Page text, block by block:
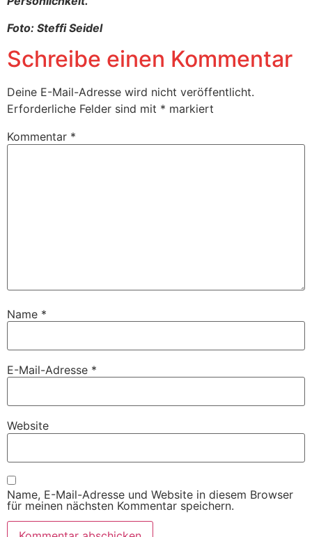
Foto: Steffi Seidel
Schreibe einen Kommentar
Deine E-Mail-Adresse wird nicht veröffentlicht.
Erforderliche Felder sind mit * markiert
Kommentar *
Name *
E-Mail-Adresse *
Website
Name, E-Mail-Adresse und Website in diesem Browser
für meinen nächsten Kommentar speichern.